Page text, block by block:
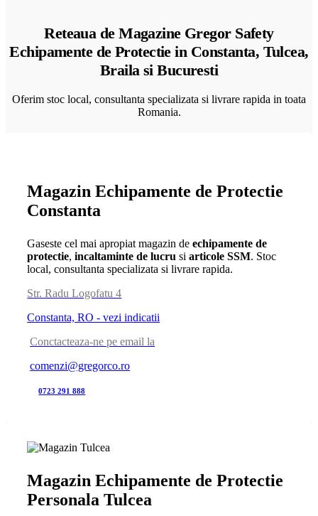
Reteaua de Magazine Gregor Safety
Echipamente de Protectie in Constanta, Tulcea,
Braila si Bucuresti
Oferim stoc local, consultanta specializata si livrare rapida in toata
Romania.
Magazin Echipamente de Protectie
Constanta
Gaseste cel mai apropiat magazin deechipamente de
protectie,incaltaminte de lucru siarticole SSM. Stoc
local, consultanta specializata si livrare rapida.
Str. Radu Logofatu 4
Constanta, RO - vezi indicatii
Conctacteaza-ne pe email la
comenzi@gregorco.ro
0723 291 888
Magazin Echipamente de Protectie
Personala Tulcea